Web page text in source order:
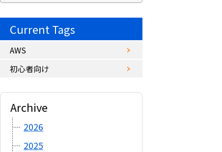
Current Tags
AWS
初心者向け
Archive
2026
2025